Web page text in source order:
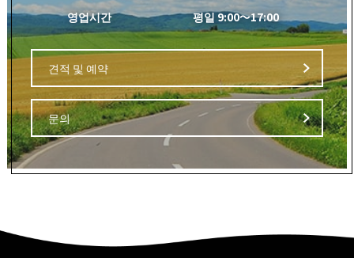
영업시간 평일 9:00～17:00
견적 및 예약
문의